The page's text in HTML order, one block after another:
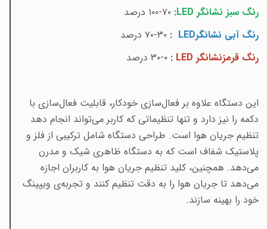
رنگ سبز نشانگر LED
: ۷۰-۱۰۰ درصد
رنگ آبی نشانگرLED
: ۳۰-۷۰ درصد
رنگ قرمزنشانگر LED
: ۰-۳۰ درصد
این دستگاه علاوه بر فعال‌سازی خودکار، قابلیت فعال‌سازی با
دکمه را نیز دارد و تنها تنظیماتی که کاربر می‌تواند انجام دهد
تنظیم جریان هوا است. طراحی دستگاه شامل ترکیبی از فلز و
پلاستیک شفاف است که به دستگاه ظاهری شیک و مدرن
می‌دهد. همچنین، کلید تنظیم جریان هوا به کاربران اجازه
می‌دهد تا جریان هوا را به دقت تنظیم کنند و تجربه‌ی ویپینگ
خود را بهینه سازند.